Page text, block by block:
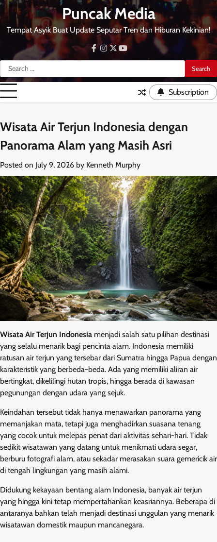
Skip
to
content
Puncak Media
Tempat Asyik Buat Update Seputar Tren dan Hiburan Kekinian!
Search
for:
facebook
instagram
twitteryoutube
Subscription
Wisata Air Terjun Indonesia dengan
Panorama Alam yang Masih Asri
Posted on July 9, 2026 by Kenneth Murphy
Wisata Air Terjun Indonesia menjadi salah satu pilihan destinasi
yang selalu menarik bagi pencinta alam. Indonesia memiliki
ratusan air terjun yang tersebar dari Sumatra hingga Papua dengan
karakteristik yang berbeda-beda. Ada yang memiliki aliran air
bertingkat, dikelilingi hutan tropis, hingga berada di kawasan
pegunungan dengan udara yang sejuk.
Keindahan tersebut tidak hanya menawarkan panorama yang
memanjakan mata, tetapi juga menghadirkan suasana tenang
yang cocok untuk melepas penat dari aktivitas sehari-hari. Tidak
sedikit wisatawan yang datang untuk menikmati udara segar,
berburu fotografi alam, atau sekadar merasakan suara gemericik air
di tengah lingkungan yang masih alami.
Didukung kekayaan bentang alam Indonesia, banyak air terjun
yang hingga kini tetap mempertahankan keasriannya. Beberapa di
antaranya bahkan telah menjadi destinasi unggulan yang menarik
wisatawan domestik maupun mancanegara.